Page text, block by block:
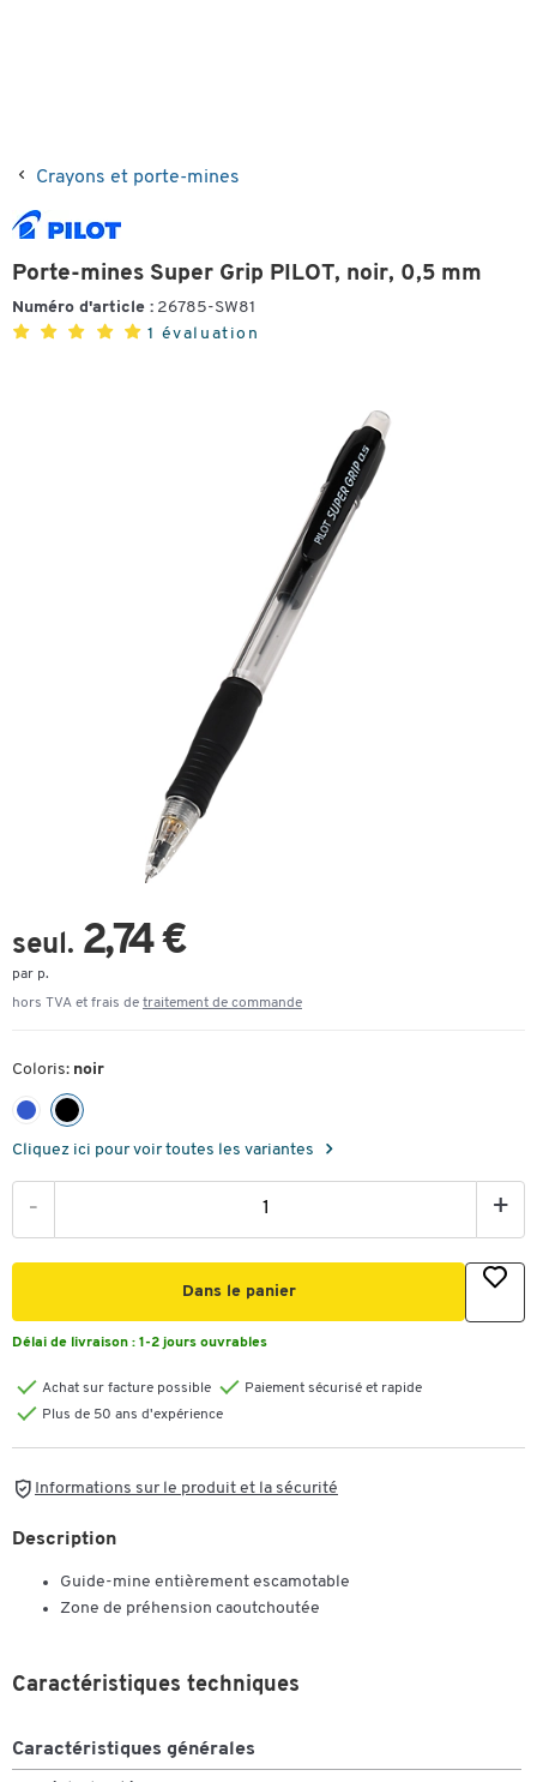
Crayons et porte-mines
Porte-mines Super Grip PILOT, noir, 0,5 mm
Numéro d'article : 26785-SW81
1 évaluation
seul. 2,74 €
par p.
hors TVA et frais de traitement de commande
Coloris: noir
Cliquez ici pour voir toutes les variantes
- +
Dans le panier
Délai de livraison : 1-2 jours ouvrables
Achat sur facture possible
Paiement sécurisé et rapide
Plus de 50 ans d'expérience
Informations sur le produit et la sécurité
Description
Guide-mine entièrement escamotable
Zone de préhension caoutchoutée
Caractéristiques techniques
Caractéristiques générales